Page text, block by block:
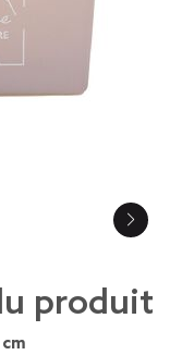
produit